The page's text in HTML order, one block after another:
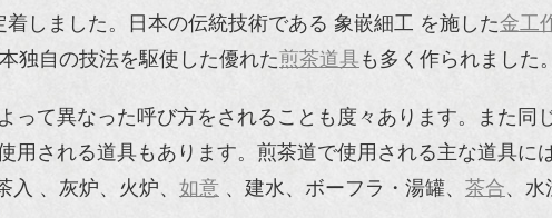
しました。日本の伝統技術である 象嵌細工 を施した金工
独自の技法を駆使した優れた煎茶道具 も多く作られました
って異なった呼び方をされることも度々あります。また
用される道具もあります。煎茶道で使用される主な道具に
入 、灰炉、火炉、 如意 、建水、ボーフラ・湯罐、 茶合、水